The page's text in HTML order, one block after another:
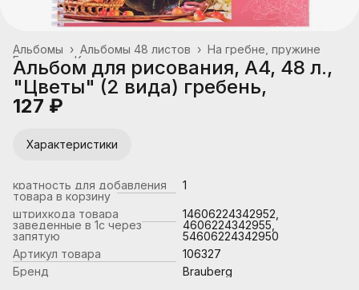
На гребне, пружине
Альбомы 48 листов ›
Альбомы ›
Канцтовары, школьные принадлежности
Главная
Альбом для рисования, А4, 48 л.,
"Цветы" (2 вида) гребень,
127 ₽
Характеристики
кратность для добавления
товара в корзину
1
штрихкода товара
заведенные в 1с через
запятую
14606224342952,
4606224342955,
54606224342950
Артикул товара
106327
Бренд
Brauberg